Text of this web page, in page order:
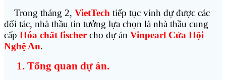
Trong tháng 2, VietTech tiếp tục vinh dự được các
đối tác, nhà thầu tin tưởng lựa chọn là nhà thầu cung
cấp Hóa chất fischer cho dự án Vinpearl Cửa Hội
Nghệ An.
1. Tổng quan dự án.